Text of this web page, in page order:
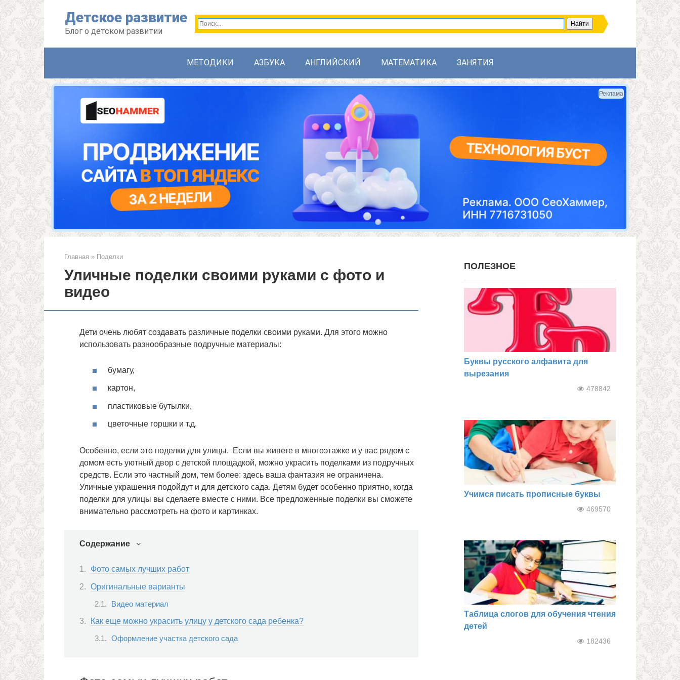
Детское развитие
Блог о детском развитии
МЕТОДИКИ АЗБУКА АНГЛИЙСКИЙ МАТЕМАТИКА ЗАНЯТИЯ
Реклама
Главная » Поделки
Уличные поделки своими руками с фото и
видео
Дети очень любят создавать различные поделки своими руками. Для этого можно
использовать разнообразные подручные материалы:
бумагу,
картон,
пластиковые бутылки,
цветочные горшки и т.д.
Особенно, если это поделки для улицы. Если вы живете в многоэтажке и у вас рядом с
домом есть уютный двор с детской площадкой, можно украсить поделками из подручных
средств. Если это частный дом, тем более: здесь ваша фантазия не ограничена.
Уличные украшения подойдут и для детского сада. Детям будет особенно приятно, когда
поделки для улицы вы сделаете вместе с ними. Все предложенные поделки вы сможете
внимательно рассмотреть на фото и картинках.
Содержание
Фото самых лучших работ
Оригинальные варианты
Видео материал
Как еще можно украсить улицу у детского сада ребенка?
Оформление участка детского сада
ПОЛЕЗНОЕ
Буквы русского алфавита для
вырезания
478842
Учимся писать прописные буквы
469570
Таблица слогов для обучения чтения
детей
182436